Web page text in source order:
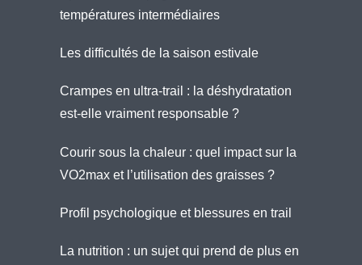
températures intermédiaires
Les difficultés de la saison estivale
Crampes en ultra-trail : la déshydratation
est-elle vraiment responsable ?
Courir sous la chaleur : quel impact sur la
VO2max et l’utilisation des graisses ?
Profil psychologique et blessures en trail
La nutrition : un sujet qui prend de plus en